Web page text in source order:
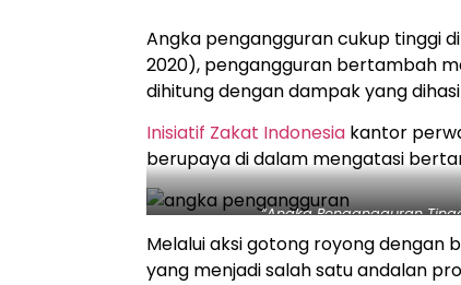
Angka pengangguran cukup tinggi
2020), pengangguran bertambah
dihitung dengan dampak yang
Inisiatif Zakat Indonesia kantor
berupaya di dalam mengatasi
“Angka Pengangguran
Melalui aksi gotong royong dengan
yang menjadi salah satu andalan